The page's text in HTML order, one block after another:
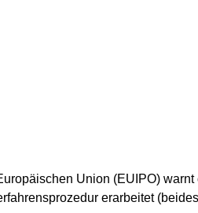
Union (EUIPO)
erarbeitet